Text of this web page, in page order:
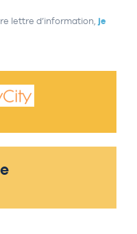
lettre d’information, je